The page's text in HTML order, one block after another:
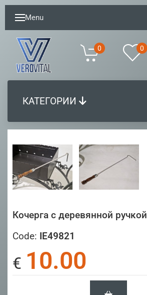
Menu
0 0
КАТЕГОРИИ
Кочерга с деревянной ручкой
Code: IE49821
€ 10.00